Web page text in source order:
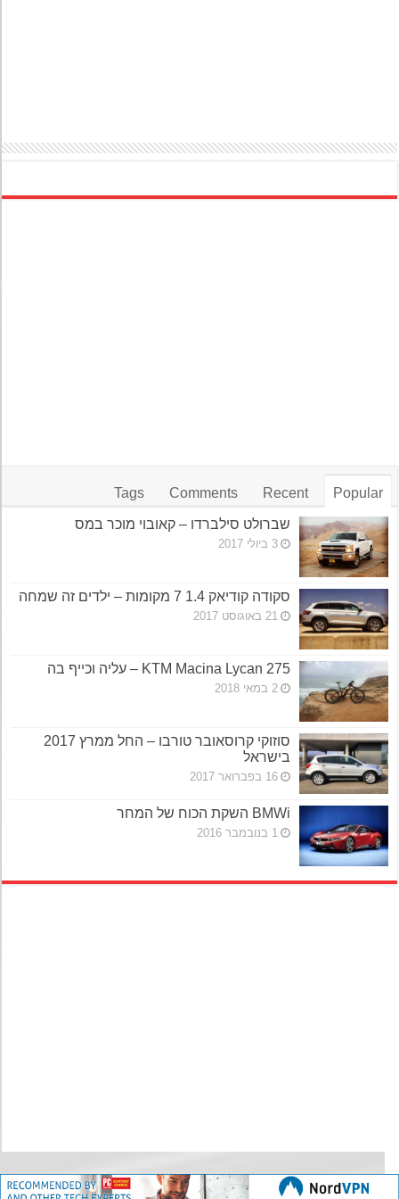
Popular
Recent
Comments
Tags
שברולט סילברדו – קאובוי מוכר במס
3 ביולי 2017
סקודה קודיאק 1.4 7 מקומות – ילדים זה שמחה
21 באוגוסט 2017
KTM Macina Lycan 275 – עליה וכייף בה
2 במאי 2018
סוזוקי קרוסאובר טורבו – החל ממרץ 2017
בישראל
16 בפברואר 2017
BMWi השקת הכוח של המחר
1 בנובמבר 2016